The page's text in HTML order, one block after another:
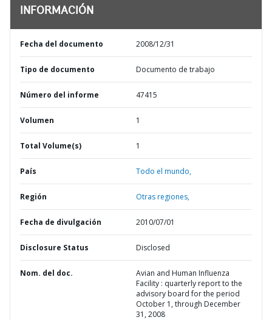
INFORMACIÓN
Fecha del documento 2008/12/31
Tipo de documento Documento de trabajo
Número del informe 47415
Volumen 1
Total Volume(s) 1
País Todo el mundo,
Región Otras regiones,
Fecha de divulgación 2010/07/01
Disclosure Status Disclosed
Nom. del doc.
Avian and Human Influenza
Facility : quarterly report to the
advisory board for the period
October 1, through December
31, 2008